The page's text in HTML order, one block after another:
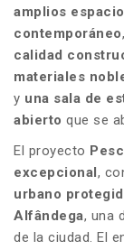
amplios
contemporáneo
calidad
materiales
y una sala de
abierto que se
El proyecto
excepcional ,
urbano
Alfândega, una
de la ciudad. El